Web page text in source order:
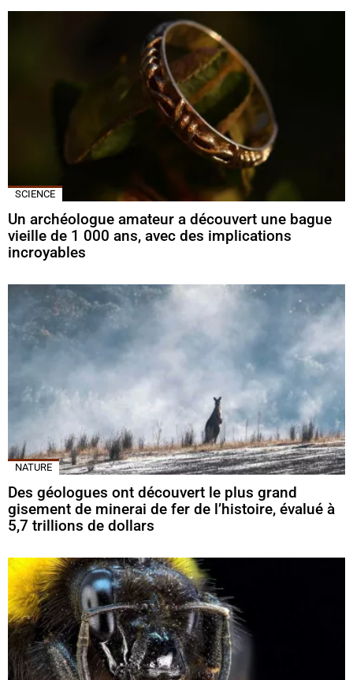
SCIENCE
Un archéologue amateur a découvert une bague
vieille de 1 000 ans, avec des implications
incroyables
NATURE
Des géologues ont découvert le plus grand
gisement de minerai de fer de l’histoire, évalué à
5,7 trillions de dollars